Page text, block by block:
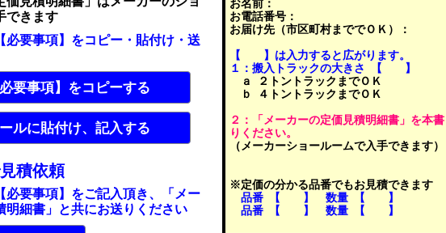
できます
要事項】をコピー・貼付け・送
要事項】をコピーする
ルに貼付け、記入する
積依頼
必要事項】をご記入頂き、「メー
明細書」と共にお送りください
お名前：
お電話番号：
お届け先（市区町村まででＯＫ）：
【 】は入力すると広がります。
１：搬入トラックの大きさ 【 】
ａ ２トントラックまでＯＫ
ｂ ４トントラックまでＯＫ
２：「メーカーの定価見積明細書」を本
りください。
（メーカーショールームで入手できます）
※定価の分かる品番でもお見積できます
品番 【 】 数量 【 】
品番 【 】 数量 【 】